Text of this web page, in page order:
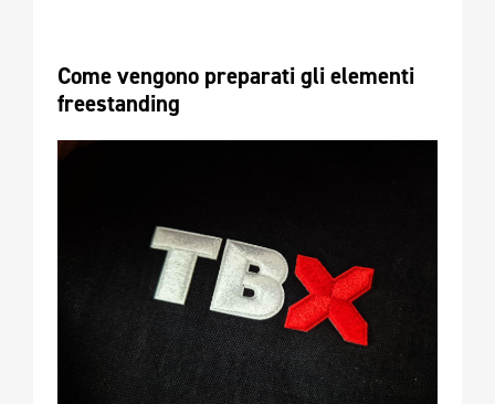
Come vengono preparati gli elementi
freestanding